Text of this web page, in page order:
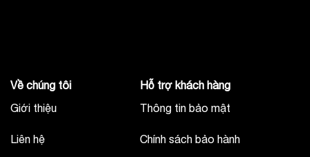
Về chúng tôi
Giới thiệu
Liên hệ
Hỗ trợ khách hàng
Thông tin bảo mật
Chính sách bảo hành